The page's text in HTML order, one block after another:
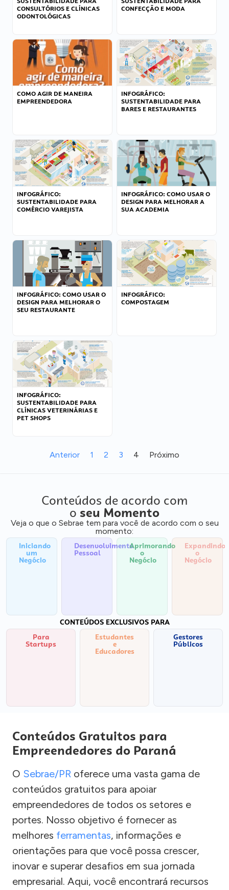
CONSULTÓRIOS E CLÍNICAS
ODONTOLÓGICAS
CONFECÇÃO E MODA
COMO AGIR DE MANEIRA
EMPREENDEDORA
INFOGRÁFICO:
SUSTENTABILIDADE PARA
BARES E RESTAURANTES
INFOGRÁFICO:
SUSTENTABILIDADE PARA
COMÉRCIO VAREJISTA
INFOGRÁFICO: COMO USAR O
DESIGN PARA MELHORAR A
SUA ACADEMIA
INFOGRÁFICO: COMO USAR O
DESIGN PARA MELHORAR O
SEU RESTAURANTE
INFOGRÁFICO:
COMPOSTAGEM
INFOGRÁFICO:
SUSTENTABILIDADE PARA
CLÍNICAS VETERINÁRIAS E
PET SHOPS
Anterior 1 2 3 4 Próximo
Conteúdos de acordo com
o seu Momento
Veja o que o Sebrae tem para você de acordo com o seu
momento:
Iniciando
um
Negócio
Desenvolvimento
Pessoal
Aprimorando
o
Negócio
Expandindo
o
Negócio
CONTEÚDOS EXCLUSIVOS PARA
Para
Startups
Estudantes
e
Educadores
Gestores
Públicos
Conteúdos Gratuitos para
Empreendedores do Paraná
O Sebrae/PR oferece uma vasta gama de
conteúdos gratuitos para apoiar
empreendedores de todos os setores e
portes. Nosso objetivo é fornecer as
melhores ferramentas, informações e
orientações para que você possa crescer,
inovar e superar desafios em sua jornada
empresarial. Aqui, você encontrará recursos